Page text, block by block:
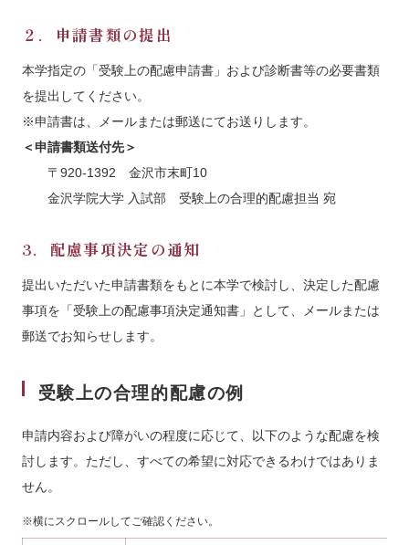
２．申請書類の提出
本学指定の「受験上の配慮申請書」および診断書等の必要書類
を提出してください。
※申請書は、メールまたは郵送にてお送りします。
＜申請書類送付先＞
〒920-1392 金沢市末町10
金沢学院大学 入試部 受験上の合理的配慮担当 宛
3．配慮事項決定の通知
提出いただいた申請書類をもとに本学で検討し、決定した配慮
事項を「受験上の配慮事項決定通知書」として、メールまたは
郵送でお知らせします。
受験上の合理的配慮の例
申請内容および障がいの程度に応じて、以下のような配慮を検
討します。ただし、すべての希望に対応できるわけではありま
せん。
※横にスクロールしてご確認ください。